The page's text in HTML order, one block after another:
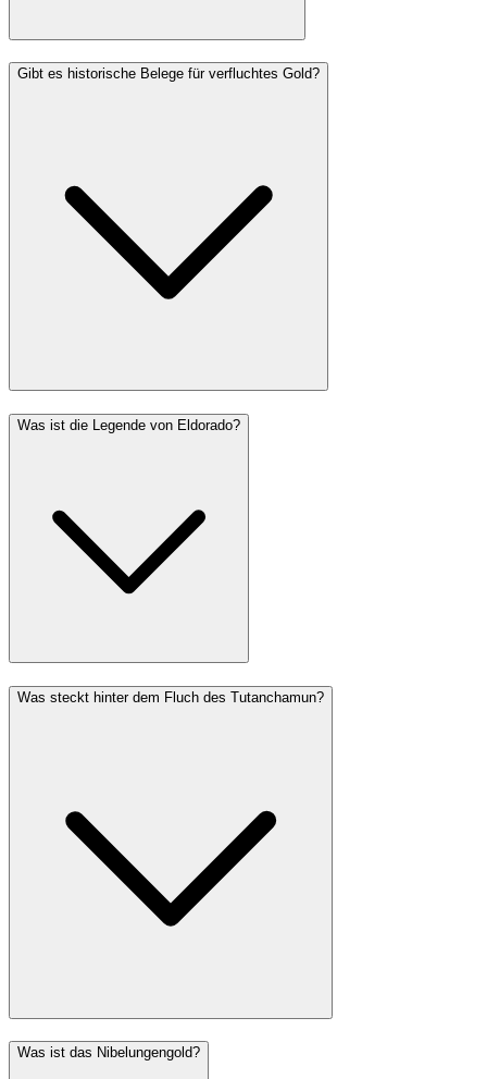
Gibt es historische Belege für verfluchtes Gold?
Was ist die Legende von Eldorado?
Was steckt hinter dem Fluch des Tutanchamun?
Was ist das Nibelungengold?